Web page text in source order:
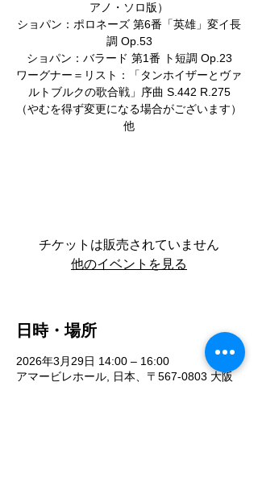
アノ・ソロ版）
ショパン：ポロネーズ 第6番「英雄」変イ長
調 Op.53
ショパン：バラード 第1番 ト短調 Op.23
ワーグナー＝リスト：「タンホイザーとヴァ
ルトブルクの歌合戦」序曲 S.442 R.275
（やむを得ず変更になる場合がございます）
他
チケットは販売されていません
他のイベントを見る
日時・場所
2026年3月29日 14:00 – 16:00
アマービレホール, 日本、〒567-0803 大阪